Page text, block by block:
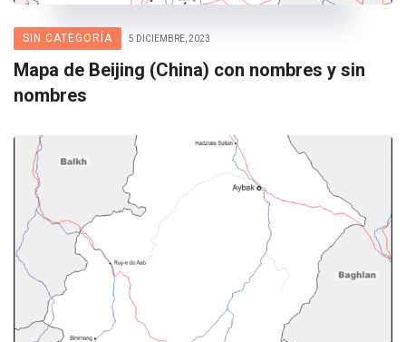
SIN CATEGORÍA 5 DICIEMBRE, 2023
Mapa de Beijing (China) con nombres y sin
nombres